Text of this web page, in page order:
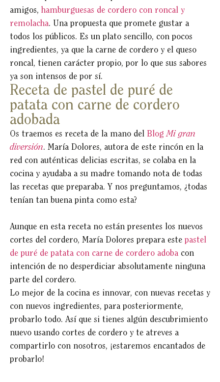
amigos, hamburguesas de cordero con roncal y
remolacha. Una propuesta que promete gustar a
todos los públicos. Es un plato sencillo, con pocos
ingredientes, ya que la carne de cordero y el queso
roncal, tienen carácter propio, por lo que sus sabores
ya son intensos de por sí.
Receta de pastel de puré de
patata con carne de cordero
adobada
Os traemos es receta de la mano del Blog Mi gran
diversión. María Dolores, autora de este rincón en la
red con auténticas delicias escritas, se colaba en la
cocina y ayudaba a su madre tomando nota de todas
las recetas que preparaba. Y nos preguntamos, ¿todas
tenían tan buena pinta como esta?
Aunque en esta receta no están presentes los nuevos
cortes del cordero, María Dolores prepara este pastel
de puré de patata con carne de cordero adoba con
intención de no desperdiciar absolutamente ninguna
parte del cordero.
Lo mejor de la cocina es innovar, con nuevas recetas y
con nuevos ingredientes, para posteriormente,
probarlo todo. Así que si tienes algún descubrimiento
nuevo usando cortes de cordero y te atreves a
compartirlo con nosotros, ¡estaremos encantados de
probarlo!